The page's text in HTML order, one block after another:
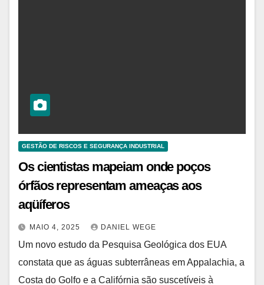
GESTÃO DE RISCOS E SEGURANÇA INDUSTRIAL
Os cientistas mapeiam onde poços
órfãos representam ameaças aos
aqüíferos
MAIO 4, 2025 DANIEL WEGE
Um novo estudo da Pesquisa Geológica dos EUA
constata que as águas subterrâneas em Appalachia, a
Costa do Golfo e a Califórnia são suscetíveis à